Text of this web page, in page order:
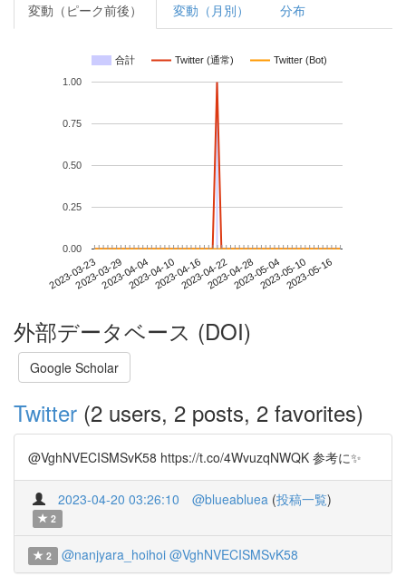
変動（ピーク前後） 変動（月別） 分布
合計 Twitter (通常) Twitter (Bot)
2023-03-232023-03-292023-04-042023-04-102023-04-162023-04-222023-04-282023-05-042023-05-102023-05-16
0.00
0.25
0.50
0.75
1.00
外部データベース (DOI)
Google Scholar
Twitter (2 users, 2 posts, 2 favorites)
@VghNVECISMSvK58 https://t.co/4WvuzqNWQK 参考に✨
2023-04-20 03:26:10 @blueabluea (投稿一覧)
2
2 @nanjyara_hoihoi @VghNVECISMSvK58